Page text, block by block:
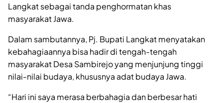
Langkat sebagai tanda penghormatan khas
masyarakat Jawa.
Dalam sambutannya, Pj. Bupati Langkat menyatakan
kebahagiaannya bisa hadir di tengah-tengah
masyarakat Desa Sambirejo yang menjunjung tinggi
nilai-nilai budaya, khususnya adat budaya Jawa.
“Hari ini saya merasa berbahagia dan berbesar hati